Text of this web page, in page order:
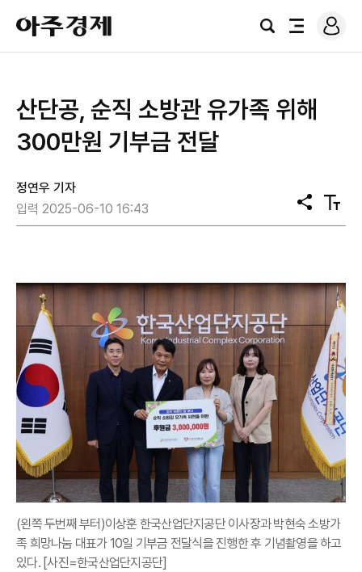
아
주
경
검
전
로
그
산단공, 순직 소방관 유가족 위해
300만원 기부금 전달
정연우 기자
입력 2025-06-10 16:43
공
유
텍
스
(왼쪽 두번째 부터)이상훈 한국산업단지공단 이사장과 박현숙 소방가
족 희망나눔 대표가 10일 기부금 전달식을 진행한 후 기념촬영을 하고
있다. [사진=한국산업단지공단]